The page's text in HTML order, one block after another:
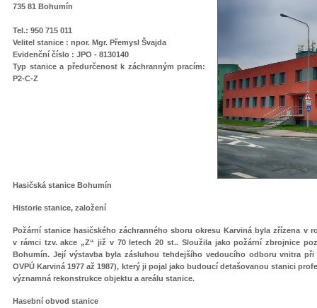
735 81 Bohumín
Tel.: 950 715 011
Velitel stanice : npor. Mgr. Přemysl Švajda
Evidenční číslo : JPO - 8130140
Typ stanicea předurčenost k záchranným pracím:
P2-C-Z
Hasičská stanice Bohumín
Historie stanice, založení
Požární stanice hasičského záchranného sboru okresu Karviná byla zřízena v
v rámci tzv. akce „Z“ již v 70 letech 20 st.. Sloužila jako požární zbrojnice
Bohumín. Její výstavba byla zásluhou tehdejšího vedoucího odboru vnitra při
OVPÚ Karviná 1977 až 1987), který ji pojal jako budoucí detašovanou stanici
významná rekonstrukce objektu a areálu stanice.
Hasební obvod stanice